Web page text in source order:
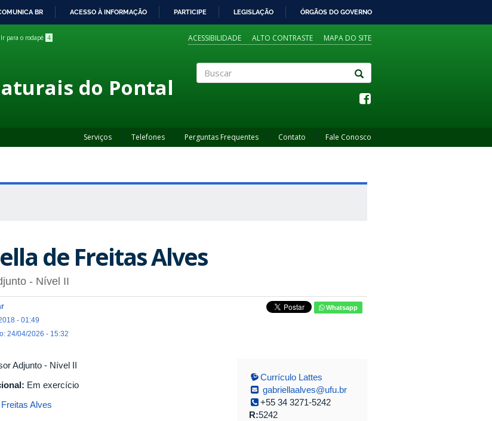
BR ACESSO À INFORMAÇÃO PARTICIPE LEGISLAÇÃO ÓRGÃOS DO GOVERNO
Ir para o rodapé 4 ACESSIBILIDADE ALTO CONTRASTE MAPA DO SITE
do Pontal
Serviços Telefones Perguntas Frequentes Contato Fale Conosco
de Freitas Alves
- Nível II
- 01:49
24/04/2026 - 15:32
Whatsapp
Adjunto - Nível II
Em exercício
Alves
Currículo Lattes
gabriellaalves@ufu.br
+55 34 3271-5242
R:5242